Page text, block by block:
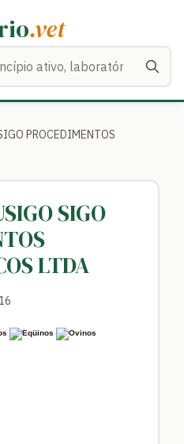
.vet
PROCEDIMENTOS
SIGO
LTDA